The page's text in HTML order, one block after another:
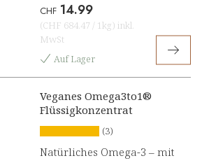
CHF 14.99
(CHF 684.47 / 1kg) inkl.
MwSt
Auf Lager
Veganes Omega3to1®
Flüssigkonzentrat
(3)
Natürliches Omega-3 – mit